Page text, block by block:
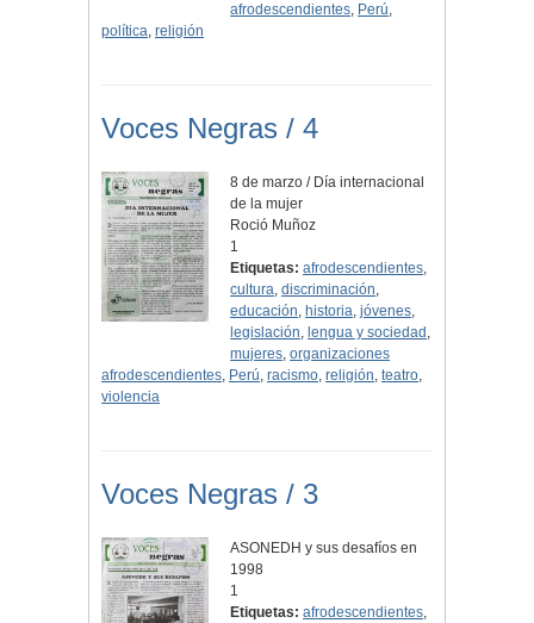
afrodescendientes, Perú,
política, religión
Voces Negras / 4
8 de marzo / Día internacional
de la mujer
Roció Muñoz
1
Etiquetas: afrodescendientes,
cultura,discriminación,
educación, historia,jóvenes,
legislación, lengua y sociedad ,
mujeres,organizaciones
afrodescendientes, Perú, racismo, religión, teatro,
violencia
Voces Negras / 3
ASONEDH y sus desafíos en
1998
1
Etiquetas: afrodescendientes,